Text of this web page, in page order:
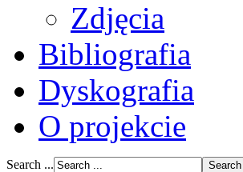
Zdjęcia
Bibliografia
Dyskografia
O projekcie
Search ...